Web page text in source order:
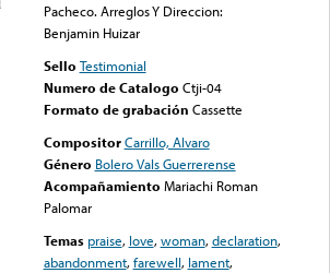
Pacheco. Arreglos Y Direccion:
Benjamin Huizar
Sello Testimonial
Numero de Catalogo Ctji-04
Formato de grabación Cassette
Compositor Carrillo, Alvaro
Género Bolero Vals Guerrerense
Acompañamiento Mariachi Roman
Palomar
Temas praise, love,woman,declaration,
abandonment,farewell, lament,